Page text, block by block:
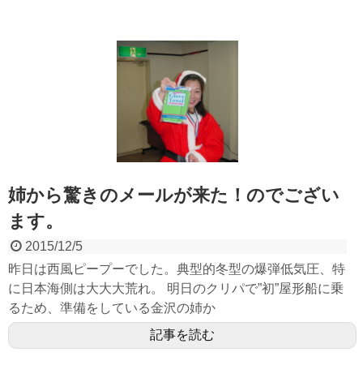
姉から驚きのメールが来た！のでござい
ます。
2015/12/5
昨日は西風ピープーでした。典型的冬型の爆弾低気圧、特
に日本海側は大大大荒れ。 明日のクリパで”初”屋形船に乗
るため、準備をしている金沢の姉か
記事を読む